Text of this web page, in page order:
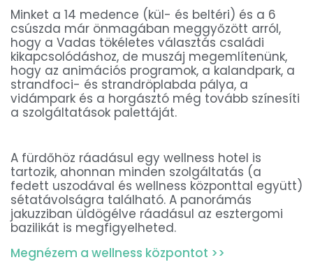
Minket a 14 medence (kül- és beltéri) és a 6
csúszda már önmagában meggyőzött arról,
hogy a Vadas tökéletes választás családi
kikapcsolódáshoz, de muszáj megemlítenünk,
hogy az animációs programok, a kalandpark, a
strandfoci- és strandröplabda pálya, a
vidámpark és a horgásztó még tovább színesíti
a szolgáltatások palettáját.
A fürdőhöz ráadásul egy wellness hotel is
tartozik, ahonnan minden szolgáltatás (a
fedett uszodával és wellness központtal együtt)
sétatávolságra található. A panorámás
jakuzziban üldögélve ráadásul az esztergomi
bazilikát is megfigyelheted.
Megnézem a wellness központot >>